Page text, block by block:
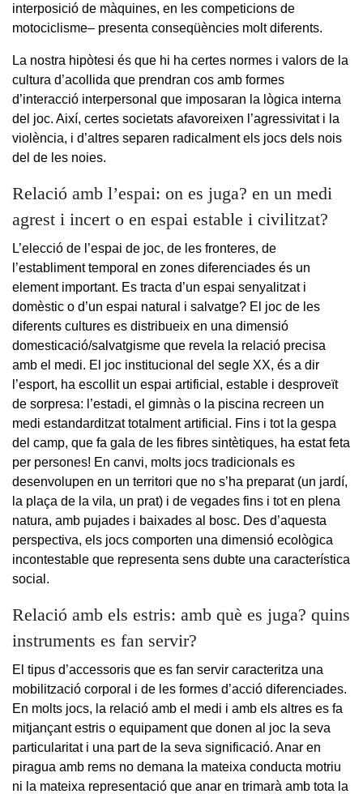
interposició de màquines, en les competicions de
motociclisme– presenta conseqüències molt diferents.
La nostra hipòtesi és que hi ha certes normes i valors de la
cultura d’acollida que prendran cos amb formes
d’interacció interpersonal que imposaran la lògica interna
del joc. Així, certes societats afavoreixen l’agressivitat i la
violència, i d’altres separen radicalment els jocs dels nois
del de les noies.
Relació amb l’espai: on es juga? en un medi
agrest i incert o en espai estable i civilitzat?
L’elecció de l’espai de joc, de les fronteres, de
l’establiment temporal en zones diferenciades és un
element important. Es tracta d’un espai senyalitzat i
domèstic o d’un espai natural i salvatge? El joc de les
diferents cultures es distribueix en una dimensió
domesticació/salvatgisme que revela la relació precisa
amb el medi. El joc institucional del segle XX, és a dir
l’esport, ha escollit un espai artificial, estable i desproveït
de sorpresa: l’estadi, el gimnàs o la piscina recreen un
medi estandarditzat totalment artificial. Fins i tot la gespa
del camp, que fa gala de les fibres sintètiques, ha estat feta
per persones! En canvi, molts jocs tradicionals es
desenvolupen en un territori que no s’ha preparat (un jardí,
la plaça de la vila, un prat) i de vegades fins i tot en plena
natura, amb pujades i baixades al bosc. Des d’aquesta
perspectiva, els jocs comporten una dimensió ecològica
incontestable que representa sens dubte una característica
social.
Relació amb els estris: amb què es juga? quins
instruments es fan servir?
El tipus d’accessoris que es fan servir caracteritza una
mobilització corporal i de les formes d’acció diferenciades.
En molts jocs, la relació amb el medi i amb els altres es fa
mitjançant estris o equipament que donen al joc la seva
particularitat i una part de la seva significació. Anar en
piragua amb rems no demana la mateixa conducta motriu
ni la mateixa representació que anar en trimarà amb tota la